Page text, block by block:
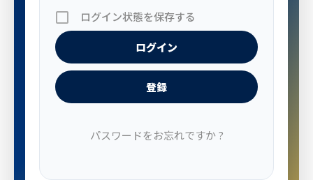
ログイン状態を保存する
登録
パスワードをお忘れですか ?